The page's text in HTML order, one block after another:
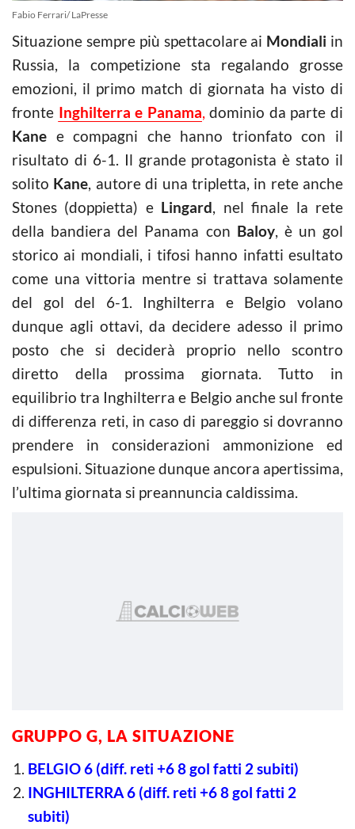
Fabio Ferrari/ LaPresse
Situazione sempre più spettacolare ai Mondiali in
Russia, la competizione sta regalando grosse
emozioni, il primo match di giornata ha visto di
fronte Inghilterra e Panama, dominio da parte di
Kane e compagni che hanno trionfato con il
risultato di 6-1. Il grande protagonista è stato il
solito Kane, autore di una tripletta, in rete anche
Stones (doppietta) e Lingard, nel finale la rete
della bandiera del Panama con Baloy, è un gol
storico ai mondiali, i tifosi hanno infatti esultato
come una vittoria mentre si trattava solamente
del gol del 6-1. Inghilterra e Belgio volano
dunque agli ottavi, da decidere adesso il primo
posto che si deciderà proprio nello scontro
diretto della prossima giornata. Tutto in
equilibrio tra Inghilterra e Belgio anche sul fronte
di differenza reti, in caso di pareggio si dovranno
prendere in considerazioni ammonizione ed
espulsioni. Situazione dunque ancora apertissima,
l’ultima giornata si preannuncia caldissima.
GRUPPO G, LA SITUAZIONE
BELGIO 6 (diff. reti +6 8 gol fatti 2 subiti)
INGHILTERRA 6 (diff. reti +6 8 gol fatti 2
subiti)